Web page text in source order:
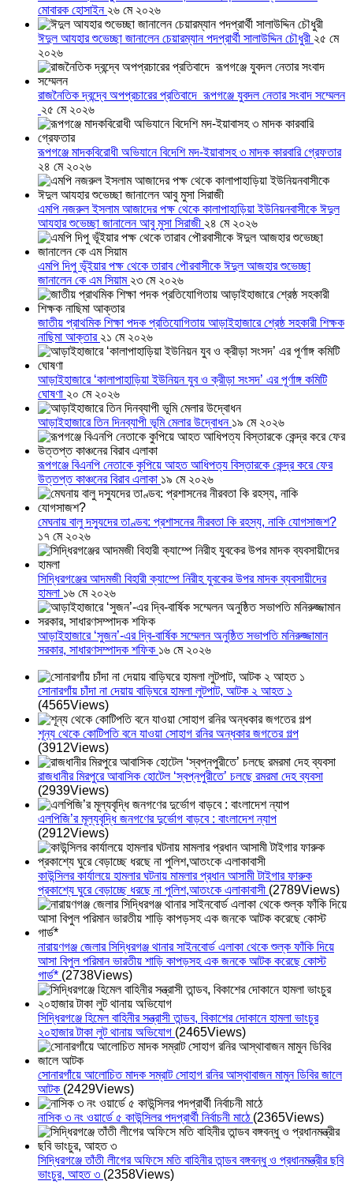
মোবারক হোসাইন ২৬ মে ২০২৬
ঈদুল আযহার শুভেচ্ছা জানালেন চেয়ারম্যান পদপ্রার্থী সালাউদ্দিন চৌধুরী ২৫ মে
২০২৬
রাজনৈতিক দ্বন্দ্বে অপপ্রচারের প্রতিবাদে ‎রূপগঞ্জে যুবদল নেতার সংবাদ সম্মেলন
২৫ মে ২০২৬
রূপগঞ্জে মাদকবিরোধী অভিযানে বিদেশি মদ-ইয়াবাসহ ৩ মাদক কারবারি গ্রেফতার
২৪ মে ২০২৬
এমপি নজরুল ইসলাম আজাদের পক্ষ থেকে কালাপাহাড়িয়া ইউনিয়নবাসীকে ঈদুল
আযহার শুভেচ্ছা জানালেন আবু মুসা সিরাজী ২৪ মে ২০২৬
এমপি দিপু ভূঁইয়ার পক্ষ থেকে তারাব পৌরবাসীকে ঈদুল আজহার শুভেচ্ছা
জানালেন কে এম সিয়াম ২৩ মে ২০২৬
জাতীয় প্রাথমিক শিক্ষা পদক প্রতিযোগিতায় আড়াইহাজারে শ্রেষ্ঠ সহকারী শিক্ষক
নাছিমা আক্তার ২১ মে ২০২৬
আড়াইহাজারে ‘কালাপাহাড়িয়া ইউনিয়ন যুব ও ক্রীড়া সংসদ’ এর পূর্ণাঙ্গ কমিটি
ঘোষণা ২০ মে ২০২৬
আড়াইহাজারে তিন দিনব্যাপী ভূমি মেলার উদ্বোধন ১৯ মে ২০২৬
রূপগঞ্জে বিএনপি নেতাকে কুপিয়ে আহত আধিপত্য বিস্তারকে কেন্দ্র করে ফের
উত্তপ্ত কাঞ্চনের বিরাব এলাকা ১৯ মে ২০২৬
মেঘনায় বালু দস্যুদের তাণ্ডব: প্রশাসনের নীরবতা কি রহস্য, নাকি যোগসাজশ?
১৭ মে ২০২৬
সিদ্ধিরগঞ্জের আদমজী বিহারী ক্যাম্পে নিরীহ যুবকের উপর মাদক ব্যবসায়ীদের
হামলা ১৬ মে ২০২৬
আড়াইহাজারে ‘সুজন’-এর দ্বি-বার্ষিক সম্মেলন অনুষ্ঠিত সভাপতি মনিরুজ্জামান
সরকার, সাধারণসম্পাদক শফিক ১৬ মে ২০২৬
সোনারগাঁয় চাঁদা না দেয়ায় বাড়িঘরে হামলা লুটপাট, আটক ২ আহত ১
(4565Views)
শূন্য থেকে কোটিপতি বনে যাওয়া সোহাগ রনির অন্ধকার জগতের গল্প
(3912Views)
রাজধানীর মিরপুরে আবাসিক হোটেল ‘স্বপ্নপুরীতে’ চলছে রমরমা দেহ ব্যবসা
(2939Views)
এলপিজি’র মূল্যবৃদ্ধি জনগণের দুর্ভোগ বাড়বে : বাংলাদেশ ন্যাপ
(2912Views)
কাউন্সিলর কার্যালয়ে হামলার ঘটনায় মামলার প্রধান আসামী টাইগার ফারুক
প্রকাশ্যে ঘুরে বেড়াচ্ছে ধরছে না পুলিশ,আতংকে এলাকাবাসী (2789Views)
নারায়ণগঞ্জ জেলার সিদ্ধিরগঞ্জ থানার সাইনবোর্ড এলাকা থেকে শুল্ক ফাঁকি দিয়ে
আসা বিপুল পরিমান ভারতীয় শাড়ি কাপড়সহ এক জনকে আটক করেছে কোস্ট
গার্ড* (2738Views)
সিদ্ধিরগঞ্জে হিমেল বাহিনীর সন্ত্রাসী তান্ডব, বিকাশের দোকানে হামলা ভাংচুর
২০হাজার টাকা লুট থানায় অভিযোগ (2465Views)
সোনারগাঁয়ে আলোচিত মাদক সম্রাট সোহাগ রনির আস্থাবাজন মামুন ডিবির জালে
আটক (2429Views)
নাসিক ৩ নং ওয়ার্ডে ৫ কাউন্সিলর পদপ্রার্থী নির্বাচনী মাঠে (2365Views)
সিদ্ধিরগঞ্জে তাঁতী লীগের অফিসে মতি বাহিনীর তান্ডব বঙ্গবন্ধু ও প্রধানমন্ত্রীর ছবি
ভাংচুর, আহত ৩ (2358Views)